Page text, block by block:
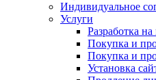
Индивидуальное
Услуги
Разработка
Покупка и
Покупка и
Установка